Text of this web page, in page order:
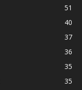
51
40
37
36
35
35